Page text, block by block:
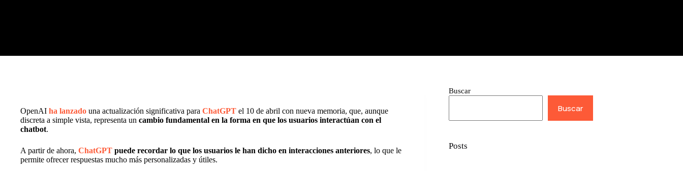
OpenAI ha lanzado una actualización significativa para ChatGPT el 10 de abril con nueva memoria, que, aunque
discreta a simple vista, representa un cambio fundamental en la forma en que los usuarios interactúan con el
chatbot.
A partir de ahora, ChatGPT puede recordar lo que los usuarios le han dicho en interacciones anteriores, lo que le
permite ofrecer respuestas mucho más personalizadas y útiles.
Buscar
Buscar
Posts